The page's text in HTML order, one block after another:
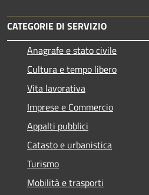
CATEGORIE DI SERVIZIO
Anagrafe e stato civile
Cultura e tempo libero
Vita lavorativa
Imprese e Commercio
Appalti pubblici
Catasto e urbanistica
Turismo
Mobilità e trasporti